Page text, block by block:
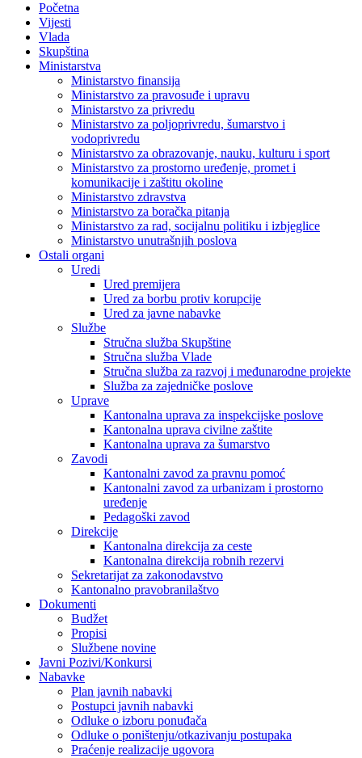
Početna
Vijesti
Vlada
Skupština
Ministarstva
Ministarstvo finansija
Ministarstvo za pravosuđe i upravu
Ministarstvo za privredu
Ministarstvo za poljoprivredu, šumarstvo i
vodoprivredu
Ministarstvo za obrazovanje, nauku, kulturu i sport
Ministarstvo za prostorno uređenje, promet i
komunikacije i zaštitu okoline
Ministarstvo zdravstva
Ministarstvo za boračka pitanja
Ministarstvo za rad, socijalnu politiku i izbjeglice
Ministarstvo unutrašnjih poslova
Ostali organi
Uredi
Ured premijera
Ured za borbu protiv korupcije
Ured za javne nabavke
Službe
Stručna služba Skupštine
Stručna služba Vlade
Stručna služba za razvoj i međunarodne projekte
Služba za zajedničke poslove
Uprave
Kantonalna uprava za inspekcijske poslove
Kantonalna uprava civilne zaštite
Kantonalna uprava za šumarstvo
Zavodi
Kantonalni zavod za pravnu pomoć
Kantonalni zavod za urbanizam i prostorno
uređenje
Pedagoški zavod
Direkcije
Kantonalna direkcija za ceste
Kantonalna direkcija robnih rezervi
Sekretarijat za zakonodavstvo
Kantonalno pravobranilaštvo
Dokumenti
Budžet
Propisi
Službene novine
Javni Pozivi/Konkursi
Nabavke
Plan javnih nabavki
Postupci javnih nabavki
Odluke o izboru ponuđača
Odluke o poništenju/otkazivanju postupaka
Praćenje realizacije ugovora